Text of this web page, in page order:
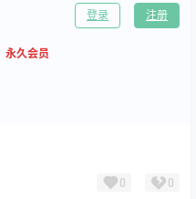
永久会员
登录 注册
0 0